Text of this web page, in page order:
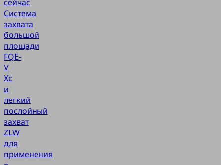
сейчас
Система
захвата
большой
площади
FQE-
V
Xc
и
легкий
послойный
захват
ZLW
для
применения